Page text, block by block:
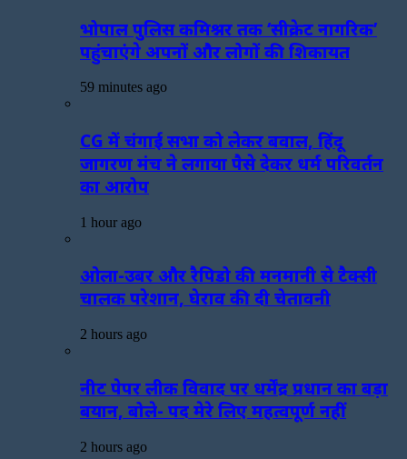
भोपाल पुलिस कमिश्नर तक ‘सीक्रेट नागरिक’
पहुंचाएंगे अपनों और लोगों की शिकायत
59 minutes ago
CG में चंगाई सभा को लेकर बवाल, हिंदू
जागरण मंच ने लगाया पैसे देकर धर्म परिवर्तन
का आरोप
1 hour ago
ओला-उबर और रैपिडो की मनमानी से टैक्सी
चालक परेशान, घेराव की दी चेतावनी
2 hours ago
नीट पेपर लीक विवाद पर धर्मेंद्र प्रधान का बड़ा
बयान, बोले- पद मेरे लिए महत्वपूर्ण नहीं
2 hours ago